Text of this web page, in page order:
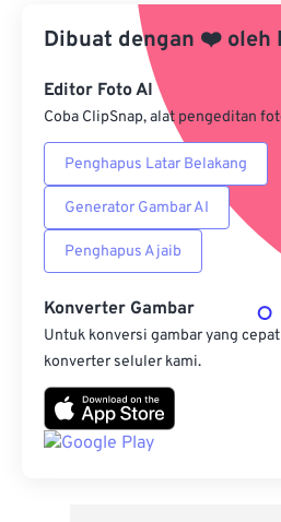
Terapkan dari Preset
Simpan sebagai Preset
Dibuat dengan ❤️ oleh
Editor Foto AI
Coba ClipSnap, alat pengeditan
Penghapus Latar Belakang
Generator Gambar AI
Penghapus Ajaib
Konverter Gambar
Untuk konversi gambar yang
konverter seluler kami.